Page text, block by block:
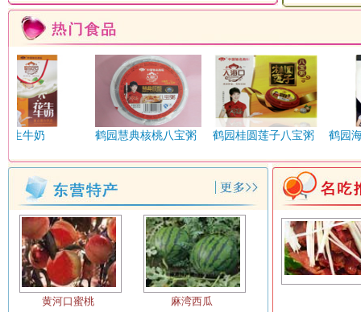
滕家园食府 天龙美食城八分场店
土家寨 太行山粗粮面馆
腾虎新疆大盘鸡 天天凉皮
无
潍城老菜馆 王牌烧鸽子
瓦罐营养快餐 王记饺子城
王婆炒鱼 文龙川味美食
小福海美食苑
生牛奶 鹤园慧典核桃八宝粥 鹤园桂圆莲子八宝粥 鹤园
黄河口蜜桃 麻湾西瓜